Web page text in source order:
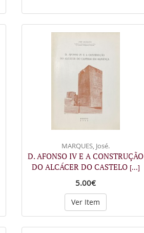
MARQUES, José.
D. AFONSO IV E A CONSTRUÇÃO
DO ALCÁCER DO CASTELO [...]
5.00€
Ver Item